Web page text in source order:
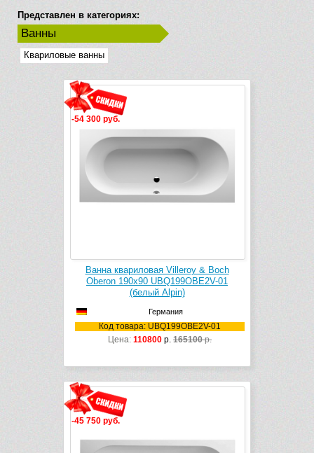
Представлен в категориях:
Ванны
Квариловые ванны
-54 300 руб.
Ванна квариловая Villeroy & Boch
Oberon 190х90 UBQ199OBE2V-01
(белый Alpin)
Германия
Код товара: UBQ199OBE2V-01
Цена: 110800 р. 165100р.
-45 750 руб.